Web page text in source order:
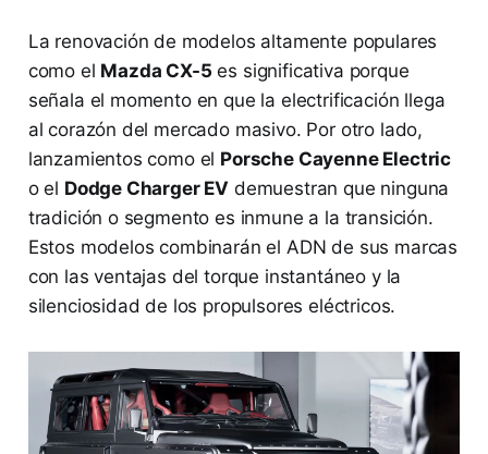
La renovación de modelos altamente populares
como el Mazda CX-5 es significativa porque
señala el momento en que la electrificación llega
al corazón del mercado masivo. Por otro lado,
lanzamientos como el Porsche Cayenne Electric
o el Dodge Charger EV demuestran que ninguna
tradición o segmento es inmune a la transición.
Estos modelos combinarán el ADN de sus marcas
con las ventajas del torque instantáneo y la
silenciosidad de los propulsores eléctricos.